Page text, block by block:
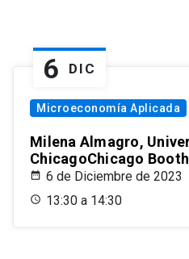
6 DIC
Microeconomía Aplicada
Milena Almagro,
ChicagoChicago
6 de Diciembre de 2023
13:30 a 14:30